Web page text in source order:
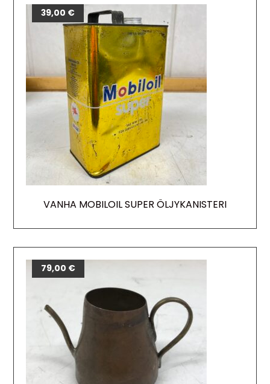
VANHA MOBILOIL SUPER ÖLJYKANISTERI
39,00 €
79,00 €